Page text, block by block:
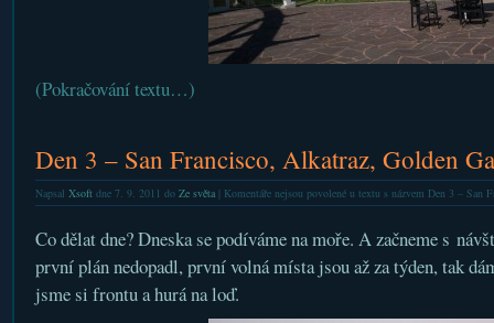
(Pokračování textu…)
Den 3 – San Francisco, Alkatraz, Golden
Napsal Xsoftdne 7. 9. 2011 do Ze světa| Komentáře nejsou povolenéu textu s názvem Den 3 – San
Co dělat dne? Dneska se podíváme na moře. A začneme s
první plán nedopadl, první volná místa jsou až za týden, tak
jsme si frontu a hurá na loď.